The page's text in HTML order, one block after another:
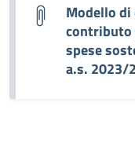
Modello di
contributo
spese
a.s. 2023/